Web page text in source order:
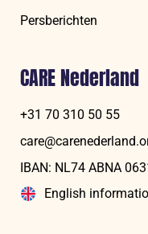
Persberichten
CARE Nederland
+31 70 310 50 55
IBAN: NL74 ABNA
English